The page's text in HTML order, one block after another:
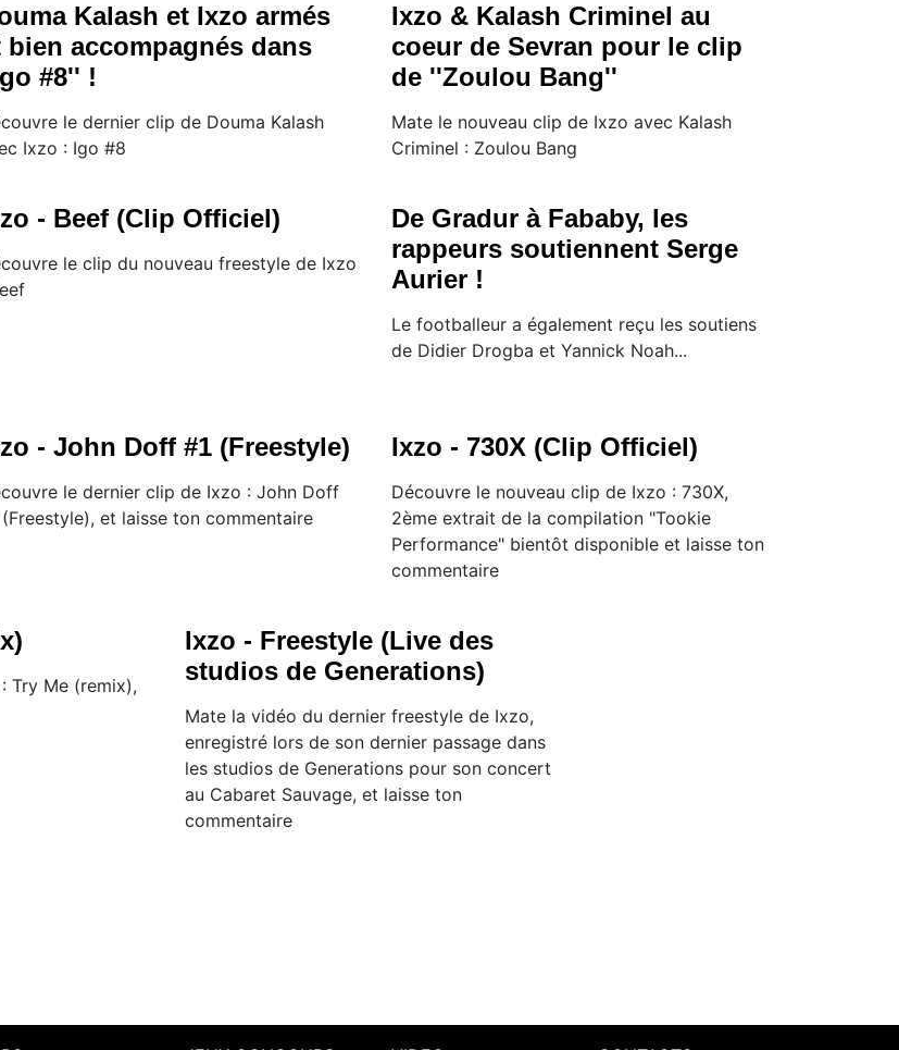
Kalash et Ixzo armés
bien accompagnés dans
#8'' !
le dernier clip de Douma Kalash
Ixzo : Igo #8
Ixzo & Kalash Criminel au
coeur de Sevran pour le clip
de ''Zoulou Bang''
Mate le nouveau clip de Ixzo avec Kalash
Criminel : Zoulou Bang
- Beef (Clip Officiel)
le clip du nouveau freestyle de Ixzo
De Gradur à Fababy, les
rappeurs soutiennent Serge
Aurier !
Le footballeur a également reçu les soutiens
de Didier Drogba et Yannick Noah...
- John Doff #1 (Freestyle)
le dernier clip de Ixzo : John Doff
(Freestyle), et laisse ton commentaire
Ixzo - 730X (Clip Officiel)
Découvre le nouveau clip de Ixzo : 730X,
2ème extrait de la compilation "Tookie
Performance" bientôt disponible et laisse ton
commentaire
Try Me (remix),
Ixzo - Freestyle (Live des
studios de Generations)
Mate la vidéo du dernier freestyle de Ixzo,
enregistré lors de son dernier passage dans
les studios de Generations pour son concert
au Cabaret Sauvage, et laisse ton
commentaire